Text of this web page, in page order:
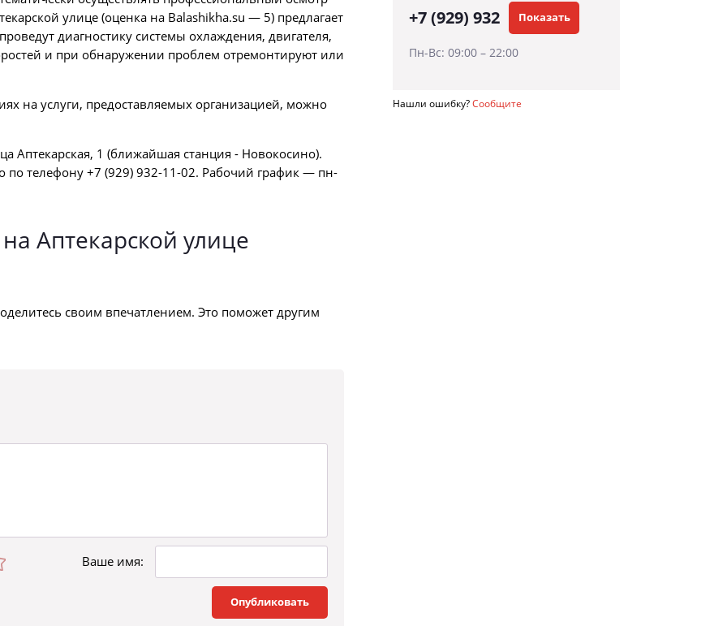
+7 (929) 932 Показать
Пн-Вс: 09:00 – 22:00
Нашли ошибку? Сообщите
улице (оценка на Balashikha.su — 5) предлагает
диагностику системы охлаждения, двигателя,
и при обнаружении проблем отремонтируют или
на услуги, предоставляемых организацией, можно
Аптекарская, 1 (ближайшая станция - Новокосино).
телефону +7 (929) 932-11-02. Рабочий график — пн-
Аптекарской улице
своим впечатлением. Это поможет другим
Ваше имя:
Опубликовать